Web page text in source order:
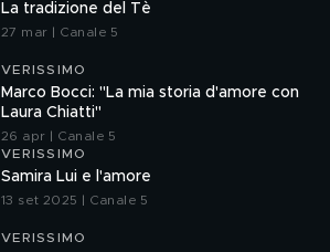
La tradizione del Tè
27 mar | Canale 5
VERISSIMO
Marco Bocci: "La mia storia d'amore con
Laura Chiatti"
26 apr | Canale 5
VERISSIMO
Samira Lui e l'amore
13 set 2025 | Canale 5
VERISSIMO